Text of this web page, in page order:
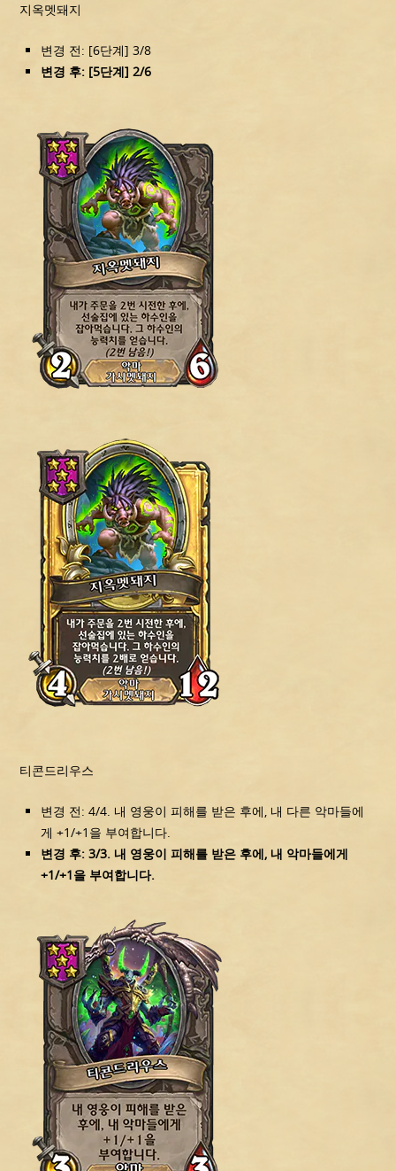
지옥멧돼지
변경 전: [6단계] 3/8
변경 후: [5단계] 2/6
티콘드리우스
변경 전: 4/4. 내 영웅이 피해를 받은 후에, 내 다른 악마들에
게 +1/+1을 부여합니다.
변경 후: 3/3. 내 영웅이 피해를 받은 후에, 내 악마들에게
+1/+1을 부여합니다.